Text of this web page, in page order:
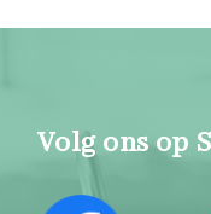
Volg ons op